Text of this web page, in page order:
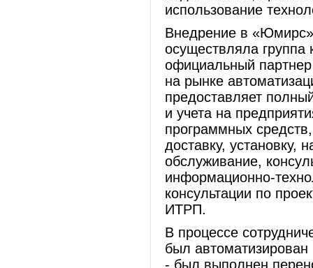
использование
Внедрение в
осуществляла
официальный
на рынке
предоставляет
и учета на
программных
доставку, установку,
обслуживание,
информационно-
консультации по
ИТРП.
В процессе
был автоматизирован
- был выполнен